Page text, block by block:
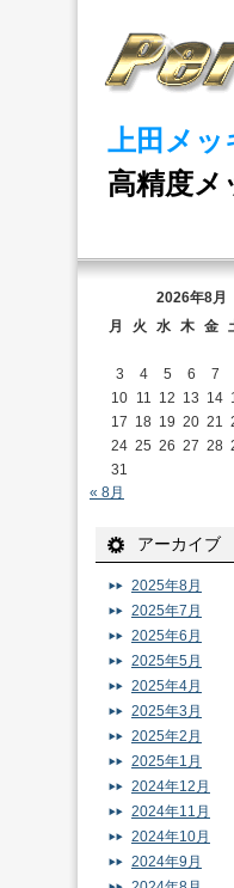
上田メ
高精度メ
2026年8月
月
火 水 木 金
3
4 5 6 7
10 11 12 13 14
17 18 19 20 21
24 25 26 27 28
31
« 8月
アーカイブ
2025年8月
2025年7月
2025年6月
2025年5月
2025年4月
2025年3月
2025年2月
2025年1月
2024年12月
2024年11月
2024年10月
2024年9月